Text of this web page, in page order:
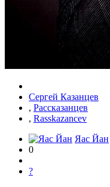
Сергей Казанцев
, Рассказанцев
, Rasskazancev
Яас Йан
0
?